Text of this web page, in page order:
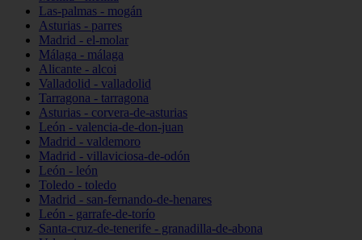
Las-palmas - mogán
Asturias - parres
Madrid - el-molar
Málaga - málaga
Alicante - alcoi
Valladolid - valladolid
Tarragona - tarragona
Asturias - corvera-de-asturias
León - valencia-de-don-juan
Madrid - valdemoro
Madrid - villaviciosa-de-odón
León - león
Toledo - toledo
Madrid - san-fernando-de-henares
León - garrafe-de-torío
Santa-cruz-de-tenerife - granadilla-de-abona